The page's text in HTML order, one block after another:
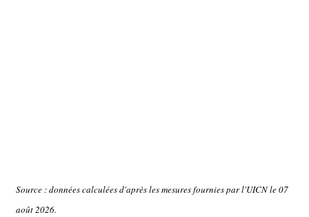
Source : données calculées d'après les mesures fournies par l'UICN le 07
août 2026.